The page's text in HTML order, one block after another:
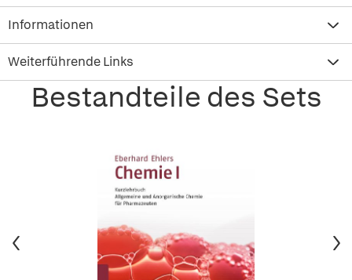
Informationen
Weiterführende Links
Bestandteile des Sets